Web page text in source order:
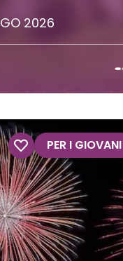
2026
PER I GIOVANI